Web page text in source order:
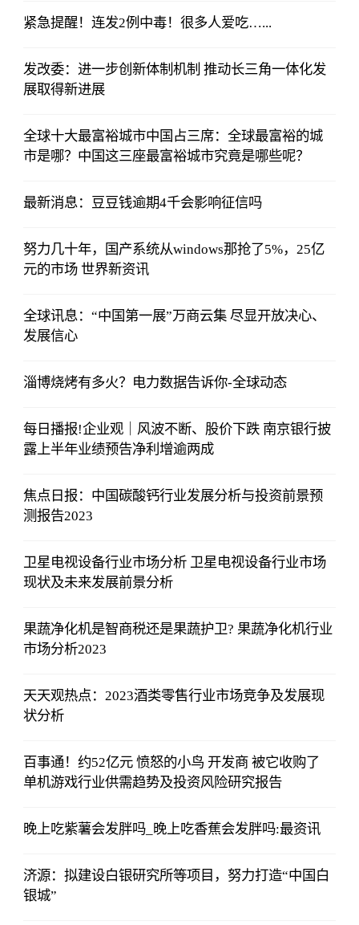
紧急提醒！连发2例中毒！很多人爱吃…...
发改委：进一步创新体制机制 推动长三角一体化发
展取得新进展
全球十大最富裕城市中国占三席：全球最富裕的城
市是哪？中国这三座最富裕城市究竟是哪些呢？
最新消息：豆豆钱逾期4千会影响征信吗
努力几十年，国产系统从windows那抢了5%，25亿
元的市场 世界新资讯
全球讯息：“中国第一展”万商云集 尽显开放决心、
发展信心
淄博烧烤有多火？电力数据告诉你-全球动态
每日播报!企业观｜风波不断、股价下跌 南京银行披
露上半年业绩预告净利增逾两成
焦点日报：中国碳酸钙行业发展分析与投资前景预
测报告2023
卫星电视设备行业市场分析 卫星电视设备行业市场
现状及未来发展前景分析
果蔬净化机是智商税还是果蔬护卫? 果蔬净化机行业
市场分析2023
天天观热点：2023酒类零售行业市场竞争及发展现
状分析
百事通！约52亿元 愤怒的小鸟 开发商 被它收购了
单机游戏行业供需趋势及投资风险研究报告
晚上吃紫薯会发胖吗_晚上吃香蕉会发胖吗:最资讯
济源：拟建设白银研究所等项目，努力打造“中国白
银城”